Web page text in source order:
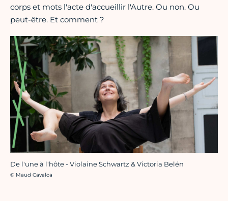
corps et mots l'acte d'accueillir l'Autre. Ou non. Ou
peut-être. Et comment ?
De l'une à l'hôte - Violaine Schwartz & Victoria Belén
Crédit photo :
© Maud Cavalca